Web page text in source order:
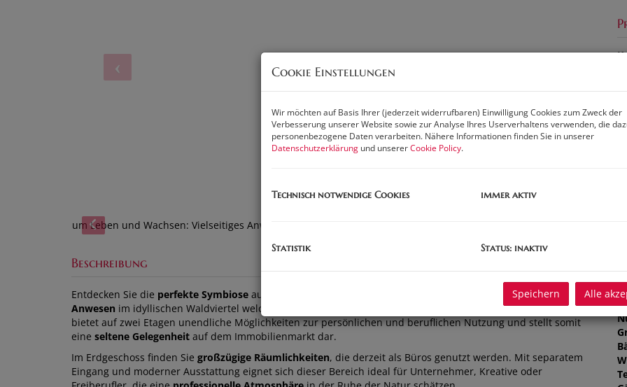
Beschreibung
Entdecken Sie die perfekte Symbiose aus in unseremexklusiven
Anwesen im idyllischen Waldviertel welches wir nun in der Vermarktung haben. Dieses einzigartige Objekt
bietet auf zwei Etagen unendliche Möglichkeiten zur persönlichen und beruflichen Nutzung und stellt somit
eine seltene Gelegenheit auf dem Immobilienmarkt dar.
Im Erdgeschoss finden Sie großzügige Räumlichkeiten, die derzeit als Büros genutzt werden. Mit separatem
Eingang und moderner Ausstattung eignet sich dieser Bereich ideal für Unternehmer, Kreative oder
Cookie Einstellungen
Wir möchten auf Basis Ihrer (jederzeit widerrufbaren) Einwilligung Cookies zum Zweck der
Verbesserung unserer Website sowie zur Analyse Ihres Userverhaltens verwenden, die
personenbezogene Daten verarbeiten. Nähere Informationen finden Sie in unserer
Datenschutzerklärung und unsererCookie Policy.
Technisch notwendige Cookies immer aktiv
Statistik Status: inaktiv
Speichern Alle